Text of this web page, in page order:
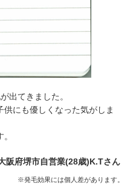
出てきました。
にも優しくなった気がしま
府堺市自営業(28歳)K.Tさん
※発毛効果には個人差があります。